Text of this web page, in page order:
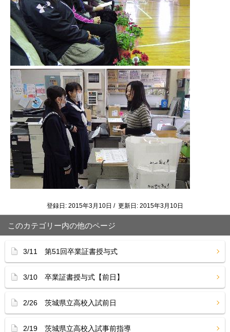
登録日: 2015年3月10日 / 更新日: 2015年3月10日
このカテゴリー内の他のページ
3/11 第51回卒業証書授与式
3/10 卒業証書授与式【前日】
2/26 茨城県立高校入試前日
2/19 茨城県立高校入試事前指導